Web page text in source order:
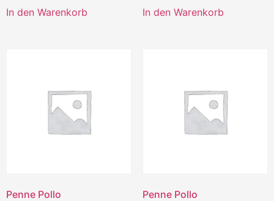
In den Warenkorb In den Warenkorb
Penne Pollo Penne Pollo